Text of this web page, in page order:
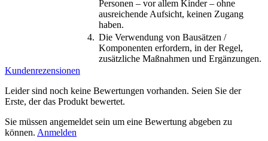
Personen – vor allem Kinder – ohne
ausreichende Aufsicht, keinen Zugang
haben.
4. Die Verwendung von Bausätzen /
Komponenten erfordern, in der Regel,
zusätzliche Maßnahmen und Ergänzungen.
Kundenrezensionen
Leider sind noch keine Bewertungen vorhanden. Seien Sie der
Erste, der das Produkt bewertet.
Sie müssen angemeldet sein um eine Bewertung abgeben zu
können. Anmelden